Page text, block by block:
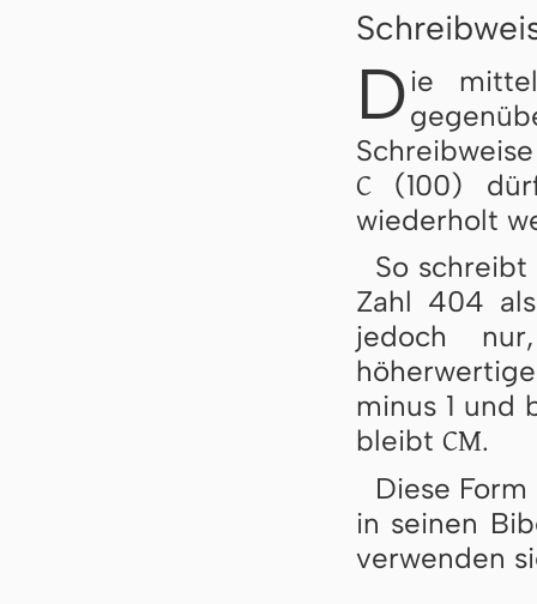
D ie
C(100)
wiederholt
So
Zahl 404
jedoch
minus 1
bleibt CM.
Diese
in seinen
verwenden